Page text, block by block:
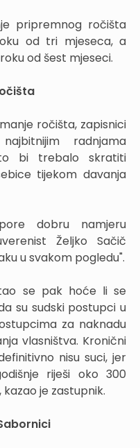
pripremnog ročišta
od tri mjeseca, a
od šest mjeseci.
ročišta, zapisnici
radnjama
bi trebalo skratiti
tijekom davanja
dobru namjeru
Željko Sačič
u svakom pogledu".
se pak hoće li se
su sudski postupci u
za naknadu
vlasništva. Kronični
nisu suci, jer
riješi oko 300
je zastupnik.